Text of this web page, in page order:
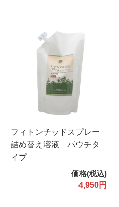
フィトンチッドスプレー
詰め替え溶液 パウチタ
イプ
価格(税込)
4,950円